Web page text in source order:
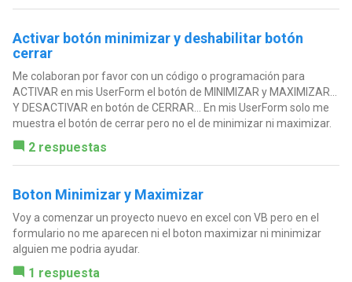
Activar botón minimizar y deshabilitar botón
cerrar
Me colaboran por favor con un código o programación para
ACTIVAR en mis UserForm el botón de MINIMIZAR y MAXIMIZAR...
Y DESACTIVAR en botón de CERRAR... En mis UserForm solo me
muestra el botón de cerrar pero no el de minimizar ni maximizar.
2 respuestas
Boton Minimizar y Maximizar
Voy a comenzar un proyecto nuevo en excel con VB pero en el
formulario no me aparecen ni el boton maximizar ni minimizar
alguien me podria ayudar.
1 respuesta